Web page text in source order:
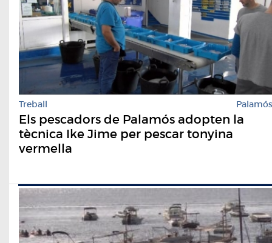
Treball Palamós
Els pescadors de Palamós adopten la
tècnica Ike Jime per pescar tonyina
vermella